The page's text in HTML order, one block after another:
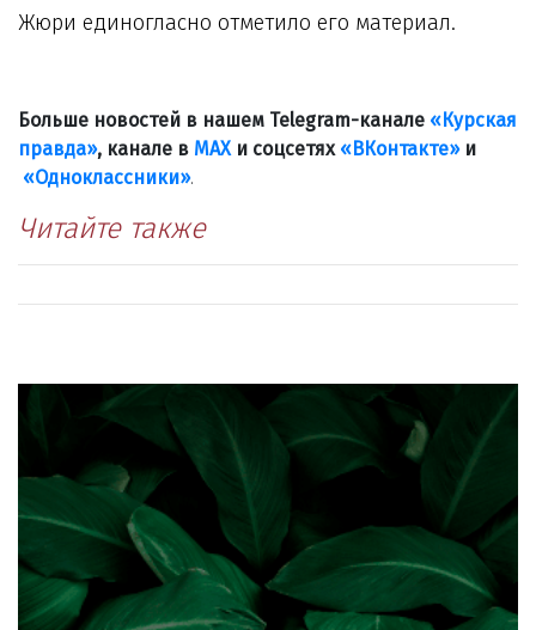
Жюри единогласно отметило его материал.
Больше новостей в нашем Telegram-канале «Курская
правда», канале в МАХи соцсетях «ВКонтакте»и
«Одноклассники».
Читайте также